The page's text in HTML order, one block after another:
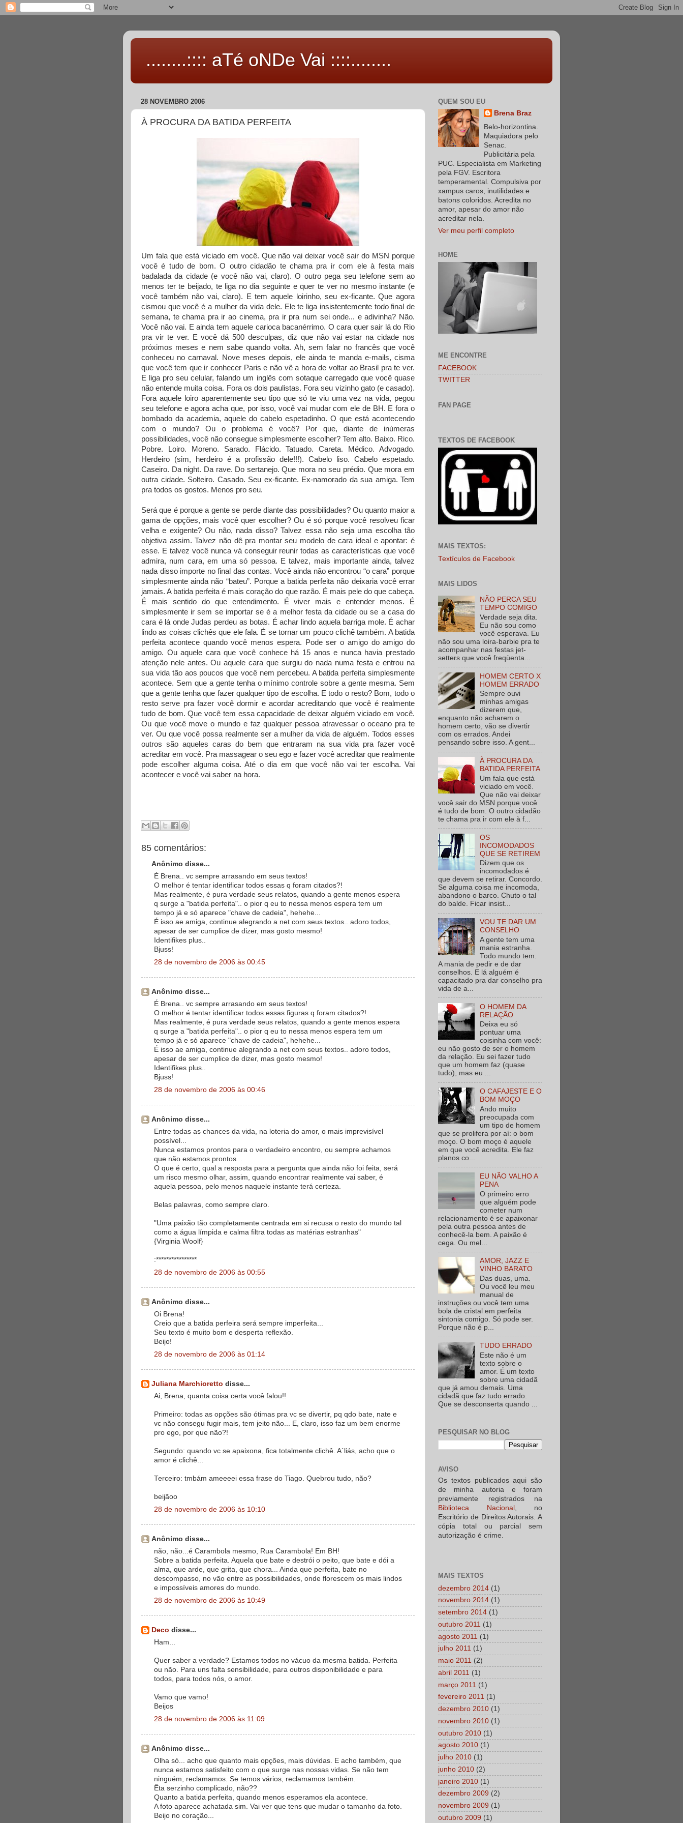
........:::: aTé oNDe Vai ::::........
28 NOVEMBRO 2006
À PROCURA DA BATIDA PERFEITA
Um fala que está viciado em você. Que não vai deixar você sair do MSN porque
você é tudo de bom. O outro cidadão te chama pra ir com ele à festa mais
badalada da cidade (e você não vai, claro). O outro pega seu telefone sem ao
menos ter te beijado, te liga no dia seguinte e quer te ver no mesmo instante (e
você também não vai, claro). E tem aquele loirinho, seu ex-ficante. Que agora
cismou que você é a mulher da vida dele. Ele te liga insistentemente todo final de
semana, te chama pra ir ao cinema, pra ir pra num sei onde... e adivinha? Não.
Você não vai. E ainda tem aquele carioca bacanérrimo. O cara quer sair lá do Rio
pra vir te ver. E você dá 500 desculpas, diz que não vai estar na cidade nos
próximos meses e nem sabe quando volta. Ah, sem falar no francês que você
conheceu no carnaval. Nove meses depois, ele ainda te manda e-mails, cisma
que você tem que ir conhecer Paris e não vê a hora de voltar ao Brasil pra te ver.
E liga pro seu celular, falando um inglês com sotaque carregado que você quase
não entende muita coisa. Fora os dois paulistas. Fora seu vizinho gato (e casado).
Fora aquele loiro aparentemente seu tipo que só te viu uma vez na vida, pegou
seu telefone e agora acha que, por isso, você vai mudar com ele de BH. E fora o
bombado da academia, aquele do cabelo espetadinho. O que está acontecendo
com o mundo? Ou o problema é você? Por que, diante de inúmeras
possibilidades, você não consegue simplesmente escolher? Tem alto. Baixo. Rico.
Pobre. Loiro. Moreno. Sarado. Flácido. Tatuado. Careta. Médico. Advogado.
Herdeiro (sim, herdeiro é a profissão dele!!!). Cabelo liso. Cabelo espetado.
Caseiro. Da night. Da rave. Do sertanejo. Que mora no seu prédio. Que mora em
outra cidade. Solteiro. Casado. Seu ex-ficante. Ex-namorado da sua amiga. Tem
pra todos os gostos. Menos pro seu.
Será que é porque a gente se perde diante das possibilidades? Ou quanto maior a
gama de opções, mais você quer escolher? Ou é só porque você resolveu ficar
velha e exigente? Ou não, nada disso? Talvez essa não seja uma escolha tão
objetiva assim. Talvez não dê pra montar seu modelo de cara ideal e apontar: é
esse. E talvez você nunca vá conseguir reunir todas as características que você
admira, num cara, em uma só pessoa. E talvez, mais importante ainda, talvez
nada disso importe no final das contas. Você ainda não encontrou “o cara” porque
simplesmente ainda não “bateu”. Porque a batida perfeita não deixaria você errar
jamais. A batida perfeita é mais coração do que razão. É mais pele do que cabeça.
É mais sentido do que entendimento. É viver mais e entender menos. É
simplesmente ir sem se importar se é a melhor festa da cidade ou se a casa do
cara é lá onde Judas perdeu as botas. É achar lindo aquela barriga mole. É achar
lindo as coisas clichês que ele fala. É se tornar um pouco clichê também. A batida
perfeita acontece quando você menos espera. Pode ser o amigo do amigo do
amigo. Ou aquele cara que você conhece há 15 anos e nunca havia prestado
atenção nele antes. Ou aquele cara que surgiu do nada numa festa e entrou na
sua vida tão aos poucos que você nem percebeu. A batida perfeita simplesmente
acontece. Sem que a gente tenha o mínimo controle sobre a gente mesma. Sem
que a gente tenha que fazer qualquer tipo de escolha. E todo o resto? Bom, todo o
resto serve pra fazer você dormir e acordar acreditando que você é realmente
tudo de bom. Que você tem essa capacidade de deixar alguém viciado em você.
Ou que você move o mundo e faz qualquer pessoa atravessar o oceano pra te
ver. Ou que você possa realmente ser a mulher da vida de alguém. Todos esses
outros são aqueles caras do bem que entraram na sua vida pra fazer você
acreditar em você. Pra massagear o seu ego e fazer você acreditar que realmente
pode escolher alguma coisa. Até o dia em que você não vai ter escolha. Vai
acontecer e você vai saber na hora.
85 comentários:
Anônimo disse...
É Brena.. vc sempre arrasando em seus textos!
O melhor é tentar identificar todos essas q foram citados?!
Mas realmente, é pura verdade seus relatos, quando a gente menos espera
q surge a "batida perfeita".. o pior q eu to nessa menos espera tem um
tempo já e só aparece "chave de cadeia", hehehe...
É isso ae amiga, continue alegrando a net com seus textos.. adoro todos,
apesar de ser cumplice de dizer, mas gosto mesmo!
Identifikes plus..
Bjuss!
28 de novembro de 2006 às 00:45
Anônimo disse...
É Brena.. vc sempre arrasando em seus textos!
O melhor é tentar identificar todos essas figuras q foram citados?!
Mas realmente, é pura verdade seus relatos, quando a gente menos espera
q surge a "batida perfeita".. o pior q eu to nessa menos espera tem um
tempo já e só aparece "chave de cadeia", hehehe...
É isso ae amiga, continue alegrando a net com seus textos.. adoro todos,
apesar de ser cumplice de dizer, mas gosto mesmo!
Identifikes plus..
Bjuss!
28 de novembro de 2006 às 00:46
Anônimo disse...
Entre todas as chances da vida, na loteria do amor, o mais imprevisível
possível...
Nunca estamos prontos para o verdadeiro encontro, ou sempre achamos
que não estamos prontos...
O que é certo, qual a resposta para a pergunta que ainda não foi feita, será
um risco mesmo olhar, assim, quando encontrar realmente vai saber, é
aquela pessoa, pelo menos naquele instante terá certeza.
Belas palavras, como sempre claro.
"Uma paixão tão completamente centrada em si recusa o resto do mundo tal
como a água límpida e calma filtra todas as matérias estranhas"
{Virginia Woolf}
:****************
28 de novembro de 2006 às 00:55
Anônimo disse...
Oi Brena!
Creio que a batida perfeira será sempre imperfeita...
Seu texto é muito bom e desperta reflexão.
Beijo!
28 de novembro de 2006 às 01:14
Juliana Marchioretto disse...
Ai, Brena, quanta coisa certa você falou!!
Primeiro: todas as opções são ótimas pra vc se divertir, pq qdo bate, nate e
vc não consegu fugir mais, tem jeito não... E, claro, isso faz um bem enorme
pro ego, por que não?!
Segundo: quando vc se apaixona, fica totalmente clichê. A´liás, acho que o
amor é clichê...
Terceiro: tmbám ameeeei essa frase do Tiago. Quebrou tudo, não?
beijãoo
28 de novembro de 2006 às 10:10
Anônimo disse...
não, não...é Carambola mesmo, Rua Carambola! Em BH!
Sobre a batida perfeita. Aquela que bate e destrói o peito, que bate e dói a
alma, que arde, que grita, que chora... Ainda que perfeita, bate no
descompasso, no vão entre as possibilidades, onde florescem os mais lindos
e impossíveis amores do mundo.
28 de novembro de 2006 às 10:49
Deco disse...
Ham...
Quer saber a verdade? Estamos todos no vácuo da mesma batida. Perfeita
ou não. Para uns falta sensibilidade, para outros disponibilidade e para
todos, para todos nós, o amor.
Vamo que vamo!
Beijos
28 de novembro de 2006 às 11:09
Anônimo disse...
Olha só... acho que quanto mais opções, mais dúvidas. E acho também, que
nunca estamos satisfeito com o que surge nas nossas vidas. Se não tem
ninguém, reclamamos. Se temos vários, reclamamos também.
Êta serzinho complicado, não??
Quanto a batida perfeita, quando menos esperamos ela acontece.
A foto aparece achatada sim. Vai ver que tens que mudar o tamanho da foto.
Beijo no coração...
QUEM SOU EU
Brena Braz
Belo-horizontina.
Maquiadora pelo
Senac.
Publicitária pela
PUC. Especialista em Marketing
pela FGV. Escritora
temperamental. Compulsiva por
xampus caros, inutilidades e
batons coloridos. Acredita no
amor, apesar do amor não
acreditar nela.
Ver meu perfil completo
HOME
ME ENCONTRE
FACEBOOK
TWITTER
FAN PAGE
TEXTOS DE FACEBOOK
MAIS TEXTOS:
Textículos de Facebook
MAIS LIDOS
NÃO PERCA SEU
TEMPO COMIGO
Verdade seja dita.
Eu não sou como
você esperava. Eu
não sou uma loira-barbie pra te
acompanhar nas festas jet-
setters que você freqüenta...
HOMEM CERTO X
HOMEM ERRADO
Sempre ouvi
minhas amigas
dizerem que,
enquanto não acharem o
homem certo, vão se divertir
com os errados. Andei
pensando sobre isso. A gent...
À PROCURA DA
BATIDA PERFEITA
Um fala que está
viciado em você.
Que não vai deixar
você sair do MSN porque você
é tudo de bom. O outro cidadão
te chama pra ir com ele à f...
OS
INCOMODADOS
QUE SE RETIREM
Dizem que os
incomodados é
que devem se retirar. Concordo.
Se alguma coisa me incomoda,
abandono o barco. Chuto o tal
do balde. Ficar insist...
VOU TE DAR UM
CONSELHO
A gente tem uma
mania estranha.
Todo mundo tem.
A mania de pedir e de dar
conselhos. E lá alguém é
capacitado pra dar conselho pra
vida de a...
O HOMEM DA
RELAÇÃO
Deixa eu só
pontuar uma
coisinha com você:
eu não gosto de ser o homem
da relação. Eu sei fazer tudo
que um homem faz (quase
tudo), mas eu ...
O CAFAJESTE E O
BOM MOÇO
Ando muito
preocupada com
um tipo de homem
que se prolifera por aí: o bom
moço. O bom moço é aquele
em que você acredita. Ele faz
planos co...
EU NÃO VALHO A
PENA
O primeiro erro
que alguém pode
cometer num
relacionamento é se apaixonar
pela outra pessoa antes de
conhecê-la bem. A paixão é
cega. Ou mel...
AMOR, JAZZ E
VINHO BARATO
Das duas, uma.
Ou você leu meu
manual de
instruções ou você tem uma
bola de cristal em perfeita
sintonia comigo. Só pode ser.
Porque não é p...
TUDO ERRADO
Este não é um
texto sobre o
amor. É um texto
sobre uma cidadã
que já amou demais. Uma
cidadã que faz tudo errado.
Que se desconserta quando ...
PESQUISAR NO BLOG
AVISO
Os textos publicados aqui são
de minha autoria e foram
previamente registrados na
Biblioteca Nacional , no
Escritório de Direitos Autorais. A
cópia total ou parcial sem
autorização é crime.
MAIS TEXTOS
dezembro 2014 (1)
novembro 2014 (1)
setembro 2014 (1)
outubro 2011 (1)
agosto 2011 (1)
julho 2011 (1)
maio 2011 (2)
abril 2011 (1)
março 2011 (1)
fevereiro 2011 (1)
dezembro 2010 (1)
novembro 2010 (1)
outubro 2010 (1)
agosto 2010 (1)
julho 2010 (1)
junho 2010 (2)
janeiro 2010 (1)
dezembro 2009 (2)
novembro 2009 (1)
outubro 2009 (1)